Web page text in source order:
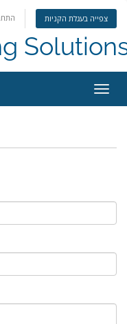
צפייה בעגלת הקניות
ניווט